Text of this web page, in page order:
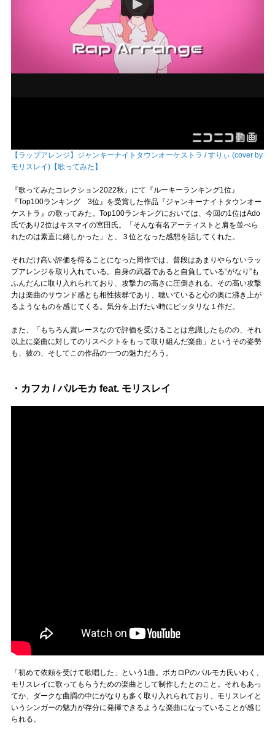
【ラップアレンジ】ジャンキーナイトタウンオーケストラ / すりぃ (cover by
モリスレイ)【歌ってみた】
『歌ってみたコレクション2022秋』にて『ルーキーランキング1位』
『Top100ランキング 3位』を受賞した作品『ジャンキーナイトタウンオー
ケストラ』の歌ってみた。Top100ランキングにおいては、今回の1位はAdo
氏であり2位はキスマイの宮田氏。「そんな有名アーティストと肩を並べら
れたのは素直に嬉しかった」と、３位となった感想を話してくれた。
それだけ高い評価を得ることになった同作では、普段はあまりやらないラッ
プアレンジを取り入れている。自身の武器であると自負している“がなり”も
ふんだんに取り入れられており、攻撃力の高さに圧倒される。その高い攻撃
力は楽曲のサウンド感とも相性抜群であり、聴いていると心の奥に沸き上が
るようなものを感じてくる。気分を上げたい時にピッタリな１作だ。
また、「もちろん賞レースなので評価を受けることは意識したものの、それ
以上に楽曲に対してのリスペクトをもって取り組んだ楽曲」というその姿勢
も、彼の、そしてこの作品の一つの魅力だろう。
・カフカ / パルモカ feat. モリスレイ
「初めて依頼を受けて歌唱した」という1曲。ボカロPのパルモカ氏いわく、
モリスレイに歌ってもらうための楽曲として制作したとのこと。それもあっ
てか、ダークな曲調の中にがなりも多く取り入れられており、モリスレイと
いうシンガーの魅力が存分に発揮できるような楽曲になっていることが感じ
られる。